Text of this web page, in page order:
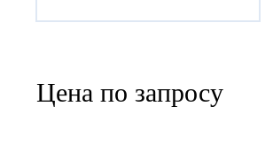
Цена по запросу